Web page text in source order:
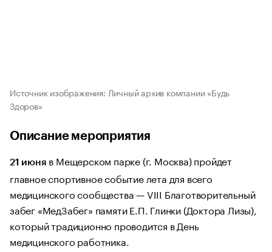
Источник изображения: Личный архив компании «Будь
Здоров»
Описание мероприятия
21 июня в Мещерском парке (г. Москва) пройдет
главное спортивное событие лета для всего
медицинского сообщества — VIII Благотворительный
забег «МедЗабег» памяти Е.П. Глинки (Доктора Лизы),
который традиционно проводится в День
медицинского работника.